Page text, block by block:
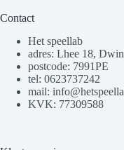
Contact
Het speellab
adres: Lhee 18,
postcode: 7991PE
tel: 0623737242
mail:
KVK: 77309588